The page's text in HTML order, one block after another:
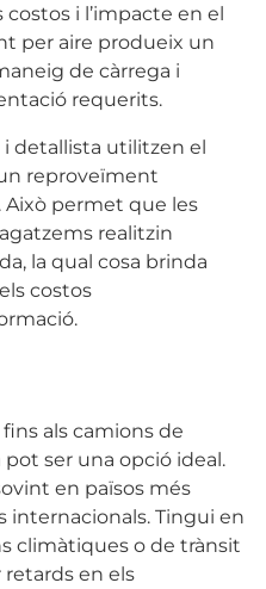
i l’impacte en el
per aire produeix un
de càrrega i
requerits.
detallista utilitzen el
reproveïment
Això permet que les
realitzin
la qual cosa brinda
costos
als camions de
ser una opció ideal.
en països més
internacionals. Tingui en
climàtiques o de trànsit
retards en els